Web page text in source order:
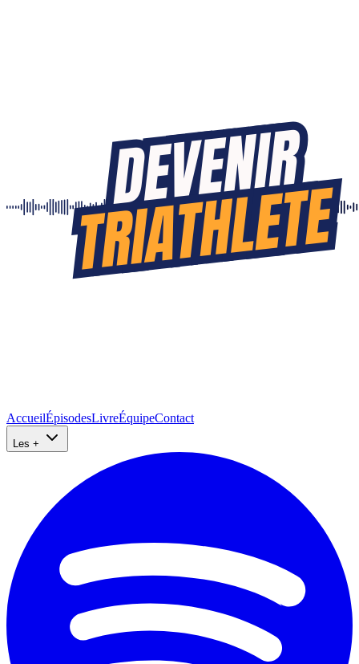
AccueilÉpisodesLivreÉquipeContact
Les +